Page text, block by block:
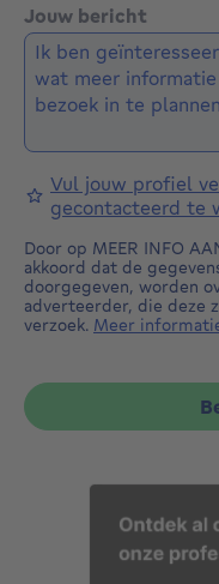
Jouw bericht
Vul jouw profiel
gecontacteerd te
Door op MEER INFO
akkoord dat de
doorgegeven, worden
adverteerder, die deze
verzoek. Meer